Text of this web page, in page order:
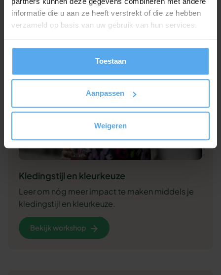
informatie die u aan ze heeft verstrekt of die ze hebben
verzameld op basis van uw gebruik van hun services.
Toestaan
Aanpassen
Weigeren
Bekijk workshop
Kledingstijl en kleurkeuze
Leer om nóg meer impact te maken middels je
kledingstijl en kleurkeuze.
Bekijk workshop